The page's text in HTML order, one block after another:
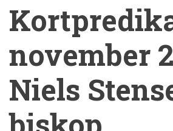
november
Niels